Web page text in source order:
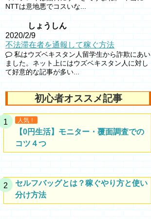
NTTは意地悪でコスいな...
しょうしん
2020/2/9
不法滞在者を通報して稼ぐ方法
私はウズベキスタン人留学生から詐欺にあい
ました。ネット上にはウズベキスタン人に対し
て好意的な記事が多い...
初心者オススメ記事
人気！
【0円生活】モニター・覆面調査での
コツ４つ
セルフバッグとは？稼ぐやり方と使い
分け方法